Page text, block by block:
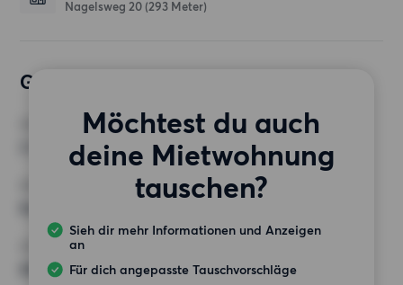
Nagelsweg 20 (293 Meter)
Gewünschte Wohnung
Möchtest du auch
deine Mietwohnung
tauschen?
Sieh dir mehr Informationen und Anzeigen
an
Für dich angepasste Tauschvorschläge
2 Zimmer
MINDESTANZAHL AN QUADRATMETERN
HÖCHSTMIETE (KALTMIETE)
650 EUR